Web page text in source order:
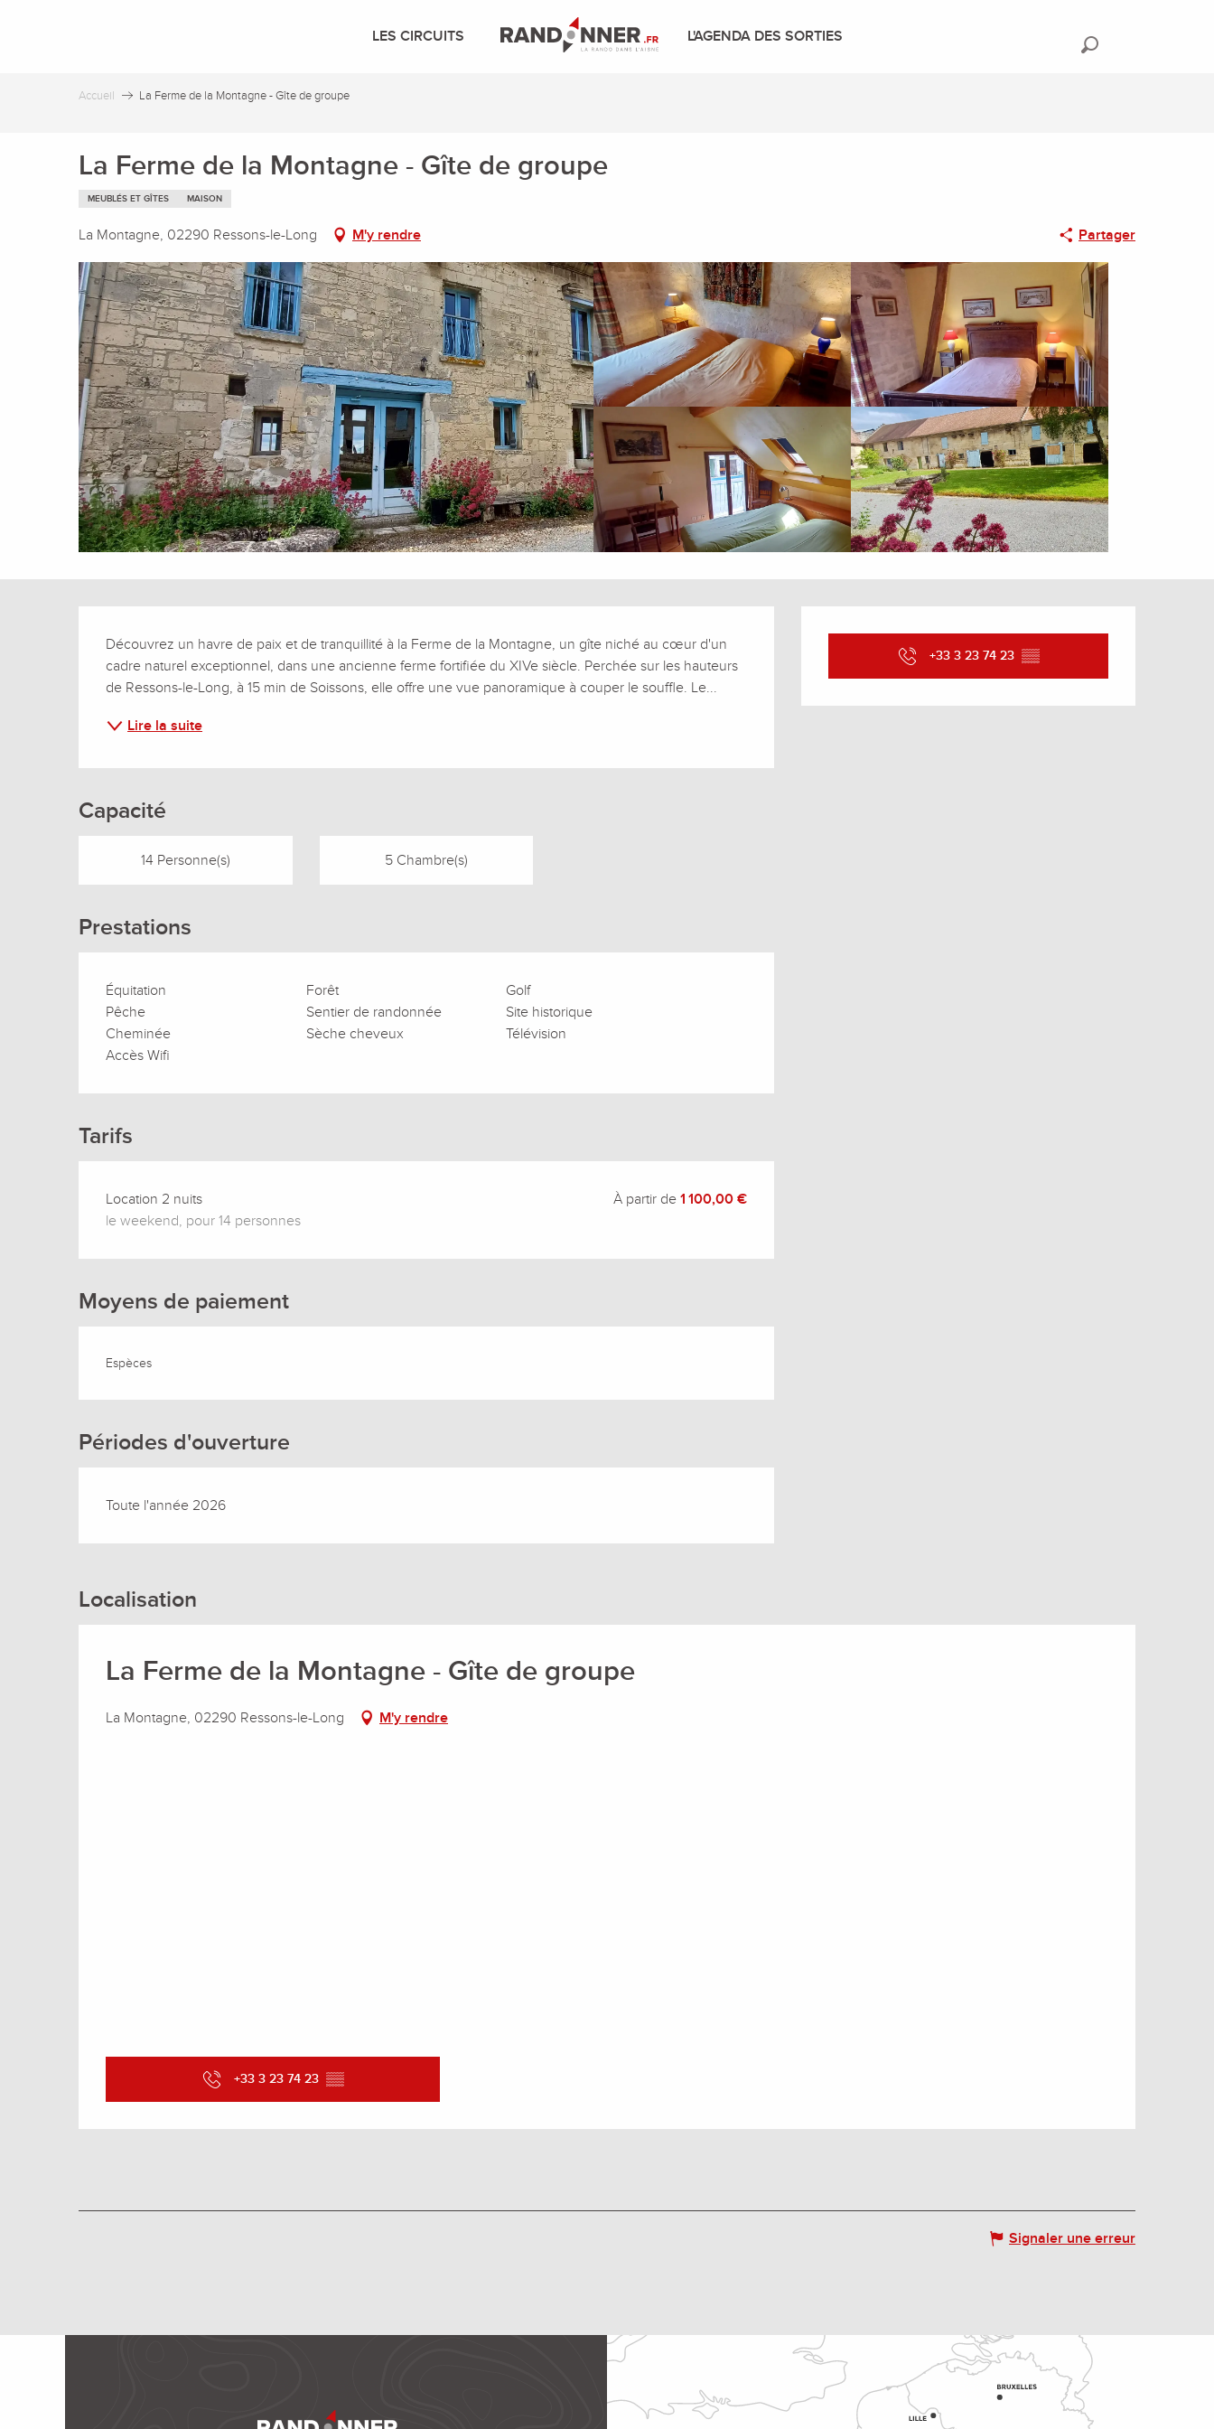
LES CIRCUITS L'AGENDA DES SORTIES
Accueil La Ferme de la Montagne - Gîte de groupe
La Ferme de la Montagne - Gîte de groupe
MEUBLÉS ET GÎTES MAISON
La Montagne, 02290 Ressons-le-Long M'y rendre Partager
Ouverture et
+33 3 23 74 23 ▒▒
Description
Découvrez un havre de paix et de tranquillité à la Ferme de la Montagne, un gîte niché au cœur d'un
cadre naturel exceptionnel, dans une ancienne ferme fortifiée du XIVe siècle. Perchée sur les hauteurs
de Ressons-le-Long, à 15 min de Soissons, elle offre une vue panoramique à couper le souffle. Le...
Lire la suite
Capacité
14 Personne(s) 5 Chambre(s)
Prestations
Équitation Forêt
Golf
Pêche
Sentier de randonnée
Site historique
Cheminée
Sèche cheveux
Télévision
Accès Wifi
Tarifs
Location 2 nuits
le weekend, pour 14 personnes
À partir de1 100,00 €
Moyens de paiement
Espèces
Périodes d'ouverture
Toute l'année 2026
Localisation
La Ferme de la Montagne - Gîte de groupe
La Montagne, 02290 Ressons-le-Long M'y rendre
+33 3 23 74 23 ▒▒
Signaler une erreur